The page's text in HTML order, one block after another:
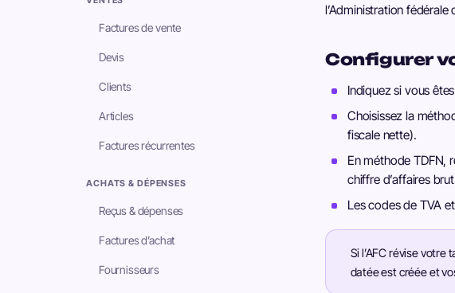
Factures de vente
Devis
Clients
Articles
Factures récurrentes
ACHATS & DÉPENSES
Reçus & dépenses
Factures d’achat
Fournisseurs
l’Administration
Configurer
Indiquez si vous
Choisissez la
fiscale nette).
En méthode TDFN,
chiffre d’affaires
Les codes de TVA
Si l’AFC révise
datée est créée et